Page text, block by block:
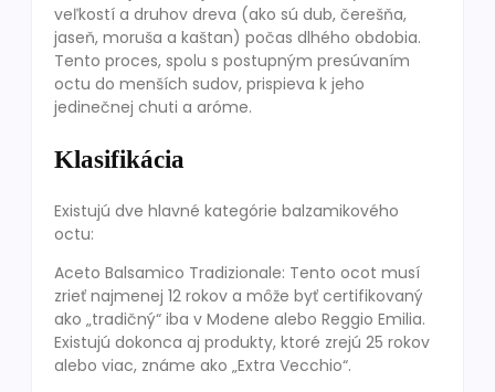
veľkostí a druhov dreva (ako sú dub, čerešňa,
jaseň, moruša a kaštan) počas dlhého obdobia.
Tento proces, spolu s postupným presúvaním
octu do menších sudov, prispieva k jeho
jedinečnej chuti a aróme.
Klasifikácia
Existujú dve hlavné kategórie balzamikového
octu:
Aceto Balsamico Tradizionale: Tento ocot musí
zrieť najmenej 12 rokov a môže byť certifikovaný
ako „tradičný“ iba v Modene alebo Reggio Emilia.
Existujú dokonca aj produkty, ktoré zrejú 25 rokov
alebo viac, známe ako „Extra Vecchio“.